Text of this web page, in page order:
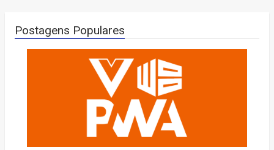
Postagens Populares